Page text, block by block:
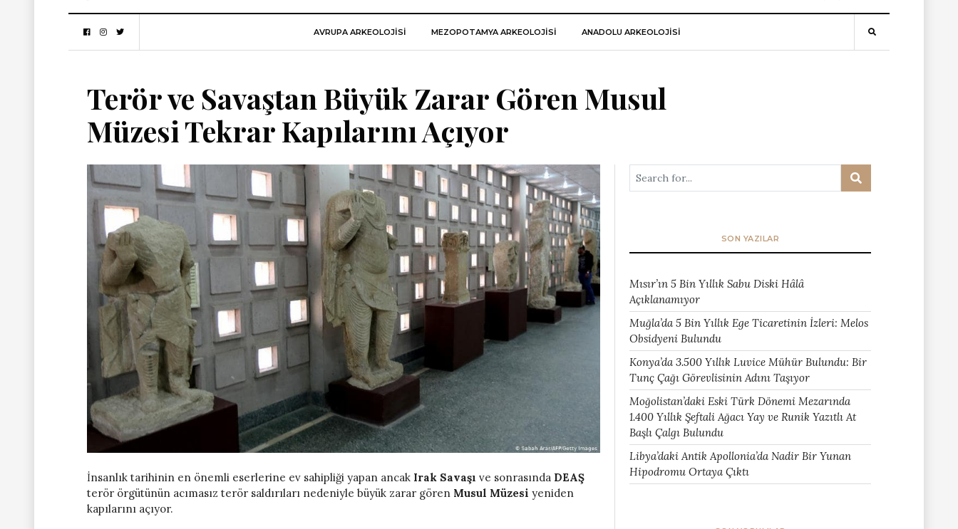
AVRUPA ARKEOLOJISI MEZOPOTAMYA ARKEOLOJISI ANADOLU ARKEOLOJİSİ
Terör ve Savaştan Büyük Zarar Gören Musul
Müzesi Tekrar Kapılarını Açıyor
İnsanlık tarihinin en önemli eserlerine ev sahipliği yapan ancak Irak Savaşı ve sonrasında DEAŞ
terör örgütünün acımasız terör saldırıları nedeniyle büyük zarar gören Musul Müzesi yeniden
kapılarını açıyor.
SON YAZILAR
Mısır’ın 5 Bin Yıllık Sabu Diski Hâlâ
Açıklanamıyor
Muğla’da 5 Bin Yıllık Ege Ticaretinin İzleri: Melos
Obsidyeni Bulundu
Konya’da 3.500 Yıllık Luvice Mühür Bulundu: Bir
Tunç Çağı Görevlisinin Adını Taşıyor
Moğolistan’daki Eski Türk Dönemi Mezarında
1.400 Yıllık Şeftali Ağacı Yay ve Runik Yazıtlı At
Başlı Çalgı Bulundu
Libya’daki Antik Apollonia’da Nadir Bir Yunan
Hipodromu Ortaya Çıktı